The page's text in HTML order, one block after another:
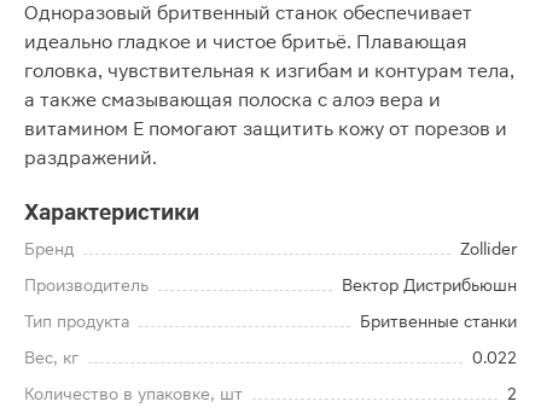
Одноразовый бритвенный станок обеспечивает
идеально гладкое и чистое бритьё. Плавающая
головка, чувствительная к изгибам и контурам тела,
а также смазывающая полоска с алоэ вера и
витамином Е помогают защитить кожу от порезов и
раздражений.
Характеристики
Бренд
Zollider
Производитель
Вектор Дистрибьюшн
Тип продукта
Бритвенные станки
Вес, кг
0.022
Количество в упаковке, шт
2